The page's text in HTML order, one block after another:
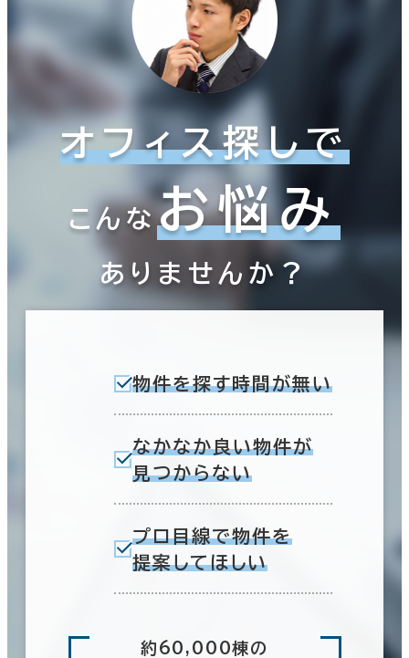
オフィス探しで
こんなお悩み
ありませんか？
物件を探す時間が無い
なかなか良い物件が
見つからない
プロ目線で物件を
提案してほしい
約60,000棟の